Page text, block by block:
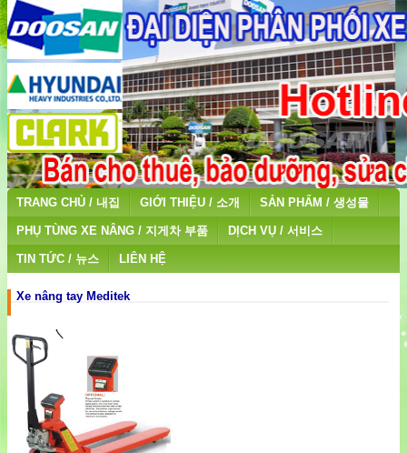
TRANG CHỦ / 내집 GIỚI THIỆU / 소개 SẢN PHẨM / 생성물
PHỤ TÙNG XE NÂNG / 지게차 부품 DỊCH VỤ / 서비스
TIN TỨC / 뉴스 LIÊN HỆ
Xe nâng tay Meditek